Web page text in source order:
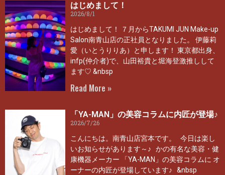
はじめまして！
2026/8/1
はじめまして！ ７月からTAKUMI JUN Make-up
Salon南青山店の正社員となりました。 伊藤莉
愛（いとうりりあ）と申します！ 東京都出身、
infp(仲介者)で、山田裕貴と堀海登激推しして
ます♡ &nbsp
Read More »
「YA-MAN」の美容コラムに内匠が登場♪
2026/7/26
こんにちは。南青山店宮本です。 今日は楽し
いお知らせがあります～♪ かの有名な美容・健
康機器メーカー 「YA-MAN」の美容コラムに オ
ーナーの内匠が登場しています♪ &nbsp